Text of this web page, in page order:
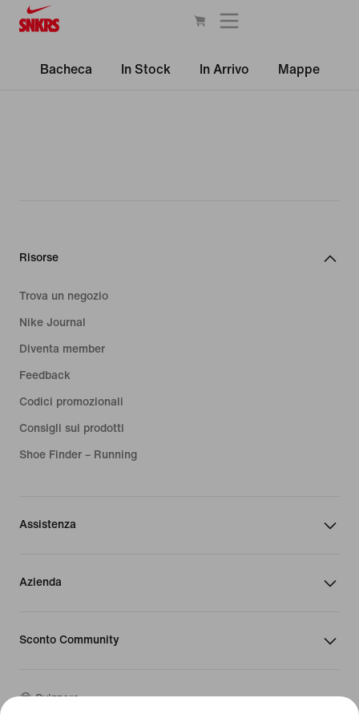
Bacheca In Stock In Arrivo Mappe
Risorse
Trova un negozio
Nike Journal
Diventa member
Feedback
Codici promozionali
Consigli sui prodotti
Shoe Finder – Running
Assistenza
Azienda
Sconto Community
Svizzera